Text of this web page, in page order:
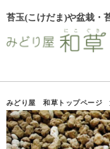
苔玉(こけだま)や盆栽・
みどり屋 和草トップページ